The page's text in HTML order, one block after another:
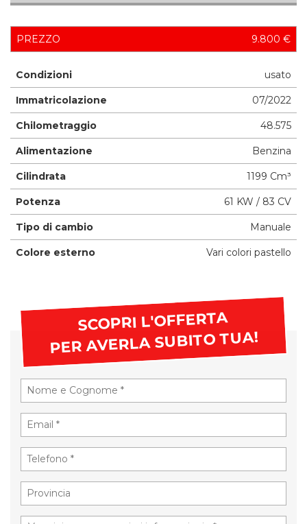
PREZZO 9.800 €
Condizioni usato
Immatricolazione 07/2022
Chilometraggio 48.575
Alimentazione Benzina
Cilindrata 1199 Cm³
Potenza 61 KW / 83 CV
Tipo di cambio Manuale
Colore esterno Vari colori pastello
SCOPRI L'OFFERTA
PER AVERLA SUBITO TUA!